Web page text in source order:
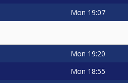
Mon 19:07
Mon 19:20
Mon 18:55